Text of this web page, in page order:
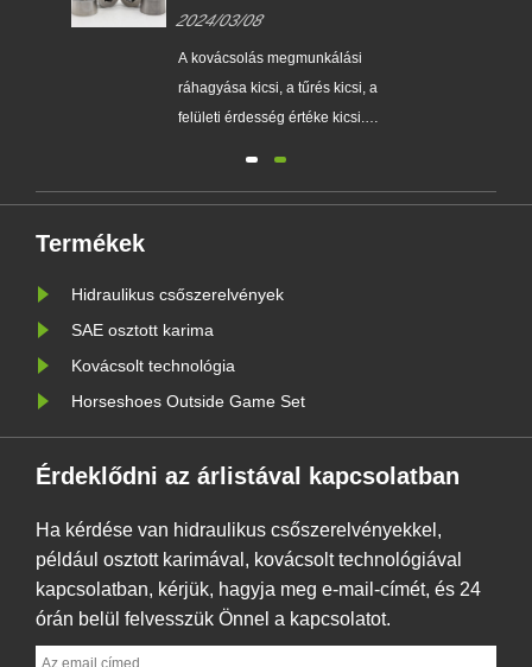
a közönséges kovácsoláshoz
képest?
2024/03/08
A kovácsolás megmunkálási
ráhagyása kicsi, a tűrés kicsi, a
felületi érdesség értéke kicsi.
megmunkálását, így
Termékek
Hidraulikus csőszerelvények
SAE osztott karima
Kovácsolt technológia
Horseshoes Outside Game Set
Érdeklődni az árlistával kapcsolatban
Ha kérdése van hidraulikus csőszerelvényekkel,
például osztott karimával, kovácsolt technológiával
kapcsolatban, kérjük, hagyja meg e-mail-címét, és 24
órán belül felvesszük Önnel a kapcsolatot.